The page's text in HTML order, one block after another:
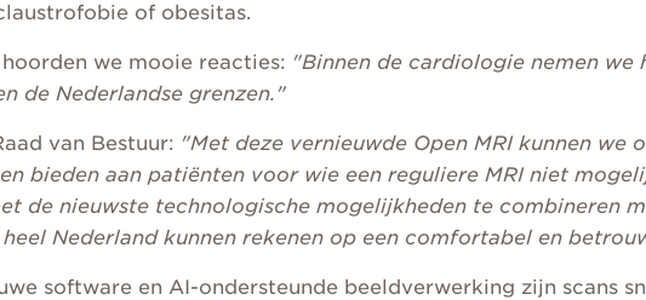
of obesitas.
we mooie reacties: "Binnen de cardiologie nemen we
de Nederlandse grenzen."
van Bestuur: "Met deze vernieuwde Open MRI kunnen we
bieden aan patiënten voor wie een reguliere MRI niet
de nieuwste technologische mogelijkheden te combineren
Nederland kunnen rekenen op een comfortabel en
software en AI-ondersteunde beeldverwerking zijn scans